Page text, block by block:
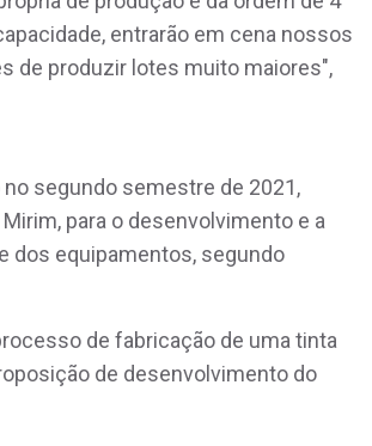
entrarão em cena nossos
de produzir lotes muito maiores",
no segundo semestre de 2021,
para o desenvolvimento e a
dos equipamentos, segundo
de fabricação de uma tinta
de desenvolvimento do